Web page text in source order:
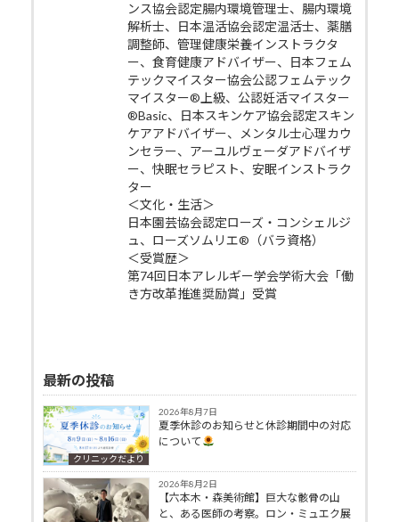
ンス協会認定腸内環境管理士、腸内環境
解析士、日本温活協会認定温活士、薬膳
調整師、管理健康栄養インストラクタ
ー、食育健康アドバイザー、日本フェム
テックマイスター協会公認フェムテック
マイスター®上級、公認妊活マイスター
®Basic、日本スキンケア協会認定スキン
ケアアドバイザー、メンタル士心理カウ
ンセラー、アーユルヴェーダアドバイザ
ー、快眠セラピスト、安眠インストラク
ター
＜文化・生活＞
日本園芸協会認定ローズ・コンシェルジ
ュ、ローズソムリエ®（バラ資格）
＜受賞歴＞
第74回日本アレルギー学会学術大会「働
き方改革推進奨励賞」受賞
最新の投稿
クリニックだより
2026年8月7日
夏季休診のお知らせと休診期間中の対応
について
2026年8月2日
【六本木・森美術館】巨大な骸骨の山
と、ある医師の考察。ロン・ミュエク展